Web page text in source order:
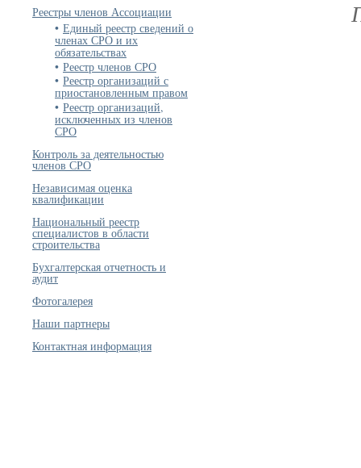
Реестры членов Ассоциации
Единый реестр сведений о
членах СРО и их
обязательствах
Реестр членов СРО
Реестр организаций с
приостановленным правом
Реестр организаций,
исключенных из членов
СРО
Контроль за деятельностью
членов СРО
Независимая оценка
квалификации
Национальный реестр
специалистов в области
строительства
Бухгалтерская отчетность и
аудит
Фотогалерея
Наши партнеры
Контактная информация